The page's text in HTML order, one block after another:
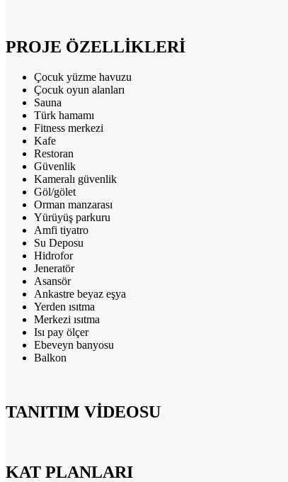
PROJE ÖZELLİKLERİ
Çocuk yüzme havuzu
Çocuk oyun alanları
Sauna
Türk hamamı
Fitness merkezi
Kafe
Restoran
Güvenlik
Kameralı güvenlik
Göl/gölet
Orman manzarası
Yürüyüş parkuru
Amfi tiyatro
Su Deposu
Hidrofor
Jeneratör
Asansör
Ankastre beyaz eşya
Yerden ısıtma
Merkezi ısıtma
Isı pay ölçer
Ebeveyn banyosu
Balkon
TANITIM VİDEOSU
KAT PLANLARI